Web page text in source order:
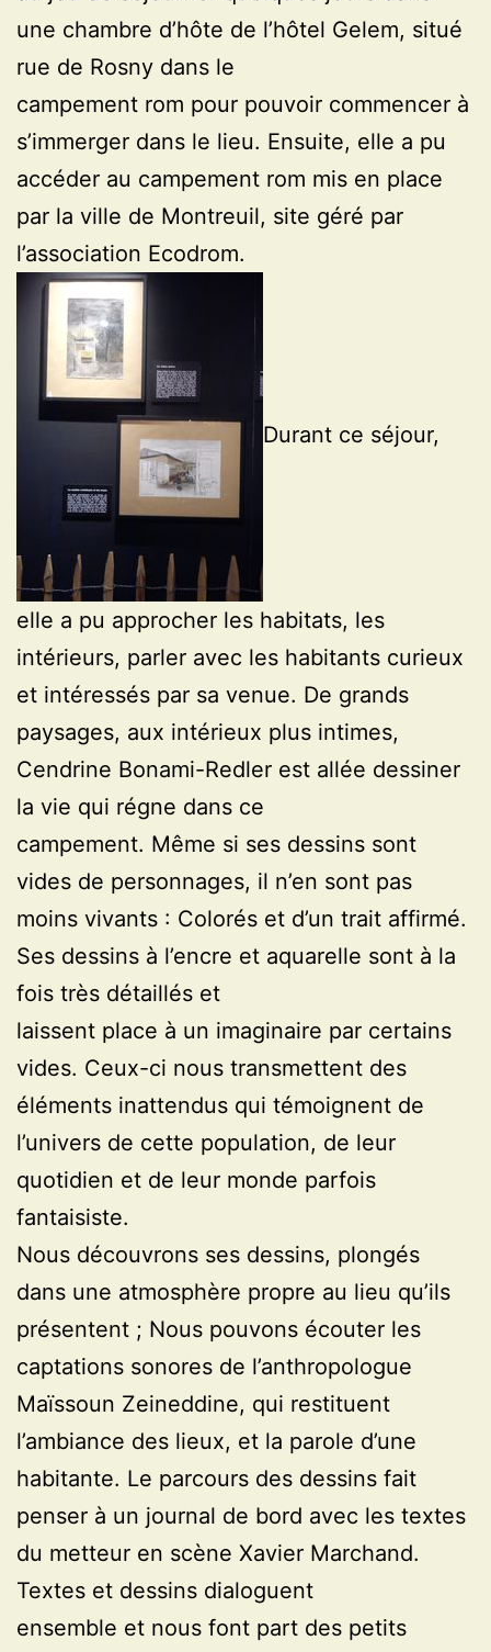
une chambre d’hôte de l’hôtel Gelem, situé
rue de Rosny dans le
campement rom pour pouvoir commencer à
s’immerger dans le lieu. Ensuite, elle a pu
accéder au campement rom mis en place
par la ville de Montreuil, site géré par
l’association Ecodrom.
Durant ce séjour,
elle a pu approcher les habitats, les
intérieurs, parler avec les habitants curieux
et intéressés par sa venue. De grands
paysages, aux intérieux plus intimes,
Cendrine Bonami-Redler est allée dessiner
la vie qui régne dans ce
campement. Même si ses dessins sont
vides de personnages, il n’en sont pas
moins vivants : Colorés et d’un trait affirmé.
Ses dessins à l’encre et aquarelle sont à la
fois très détaillés et
laissent place à un imaginaire par certains
vides. Ceux-ci nous transmettent des
éléments inattendus qui témoignent de
l’univers de cette population, de leur
quotidien et de leur monde parfois
fantaisiste.
Nous découvrons ses dessins, plongés
dans une atmosphère propre au lieu qu’ils
présentent ; Nous pouvons écouter les
captations sonores de l’anthropologue
Maïssoun Zeineddine, qui restituent
l’ambiance des lieux, et la parole d’une
habitante. Le parcours des dessins fait
penser à un journal de bord avec les textes
du metteur en scène Xavier Marchand.
Textes et dessins dialoguent
ensemble et nous font part des petits